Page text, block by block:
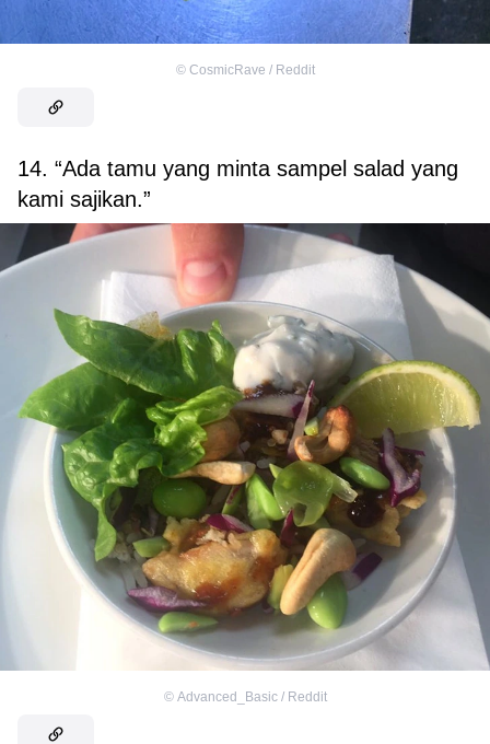
© CosmicRave / Reddit
14. “Ada tamu yang minta sampel salad yang
kami sajikan.”
© Advanced_Basic / Reddit